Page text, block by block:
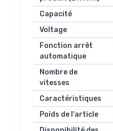
Capacité
Voltage
Fonction arrêt
automatique
Nombre de
vitesses
Caractéristiques
Poids de l'article